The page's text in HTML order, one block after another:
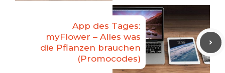
App des Tages:
myFlower – Alles was
die Pflanzen brauchen
(Promocodes)